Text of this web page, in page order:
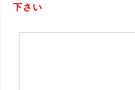
下さい